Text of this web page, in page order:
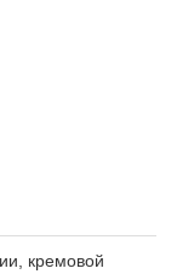
кремовой